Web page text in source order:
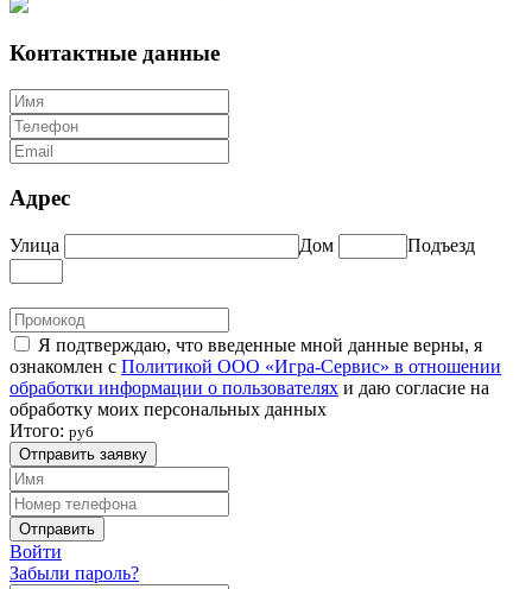
Контактные данные
Адрес
Улица Дом Подъезд
Я подтверждаю, что введенные мной данные верны, я
ознакомлен с Политикой ООО «Игра-Сервис» в отношении
обработки информации о пользователях и даю согласие на
обработку моих персональных данных
Итого: руб
Отправить заявку
Отправить
Войти
Забыли пароль?